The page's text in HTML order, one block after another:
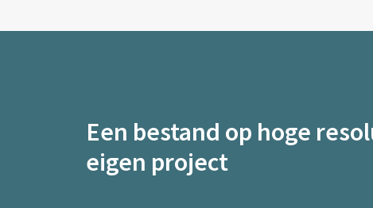
Een bestand op hoge
eigen project